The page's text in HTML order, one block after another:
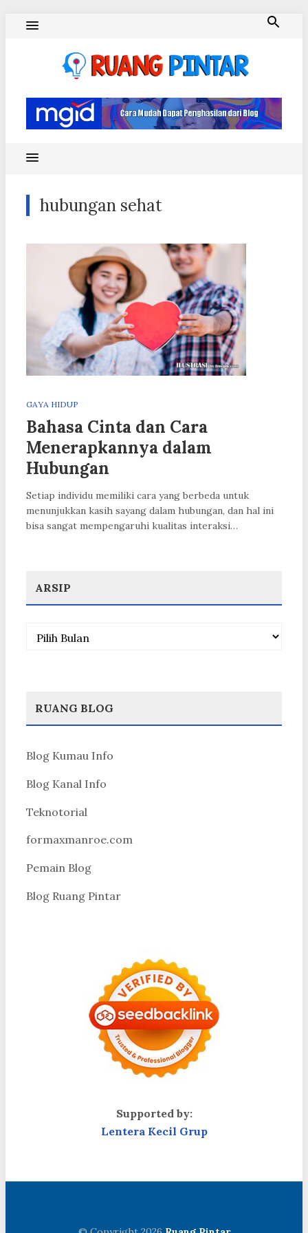
hubungan sehat
GAYA HIDUP
Bahasa Cinta dan Cara
Menerapkannya dalam
Hubungan
Setiap individu memiliki cara yang berbeda untuk
menunjukkan kasih sayang dalam hubungan, dan hal ini
bisa sangat mempengaruhi kualitas interaksi…
ARSIP
Arsip
RUANG BLOG
Blog Kumau Info
Blog Kanal Info
Teknotorial
formaxmanroe.com
Pemain Blog
Blog Ruang Pintar
Supported by:
Lentera Kecil Grup